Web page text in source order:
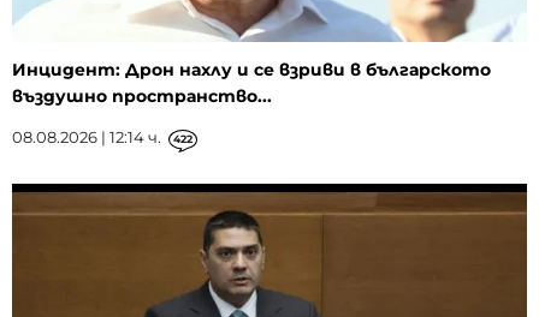
Инцидент: Дрон нахлу и се взриви в българското
въздушно пространство...
08.08.2026 | 12:14 ч. 422